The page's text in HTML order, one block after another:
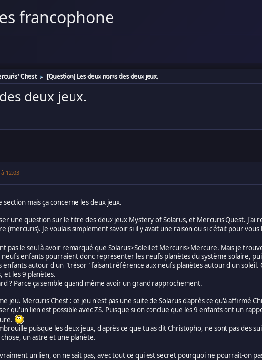
francophone
Chest ► [Question] Les deux noms des deux jeux.
deux jeux.
12:03
section mais ça concerne les deux jeux.
une question sur le titre des deux jeux Mystery of Solarus, et Mercuris'Quest. J'ai
(mercuris). Je voulais simplement savoir si il y avait une raison ou si c'était pour
pas le seul à avoir remarqué que Solarus>Soleil et Mercuris>Mercure. Mais je
neufs enfants pourraient donc représenter les neufs planètes du système solaire,
enfants autour d'un "trésor" faisant référence aux neufs planètes autour d'un soleil.
et les 9 planètes.
? Parce ça semble quand même avoir un grand rapprochement.
jeu. Mercuris'Chest : ce jeu n'est pas une suite de Solarus d'après ce qu'à affirmé
qu'un lien est possible avec ZS. Puisque si on conclue que les 9 enfants ont un
puisque les deux jeux, d'après ce que tu as dit Christopho, ne sont pas des
un astre et une planète.
un lien, on ne sait pas, avec tout ce qui est secret pourquoi ne pourrait-on